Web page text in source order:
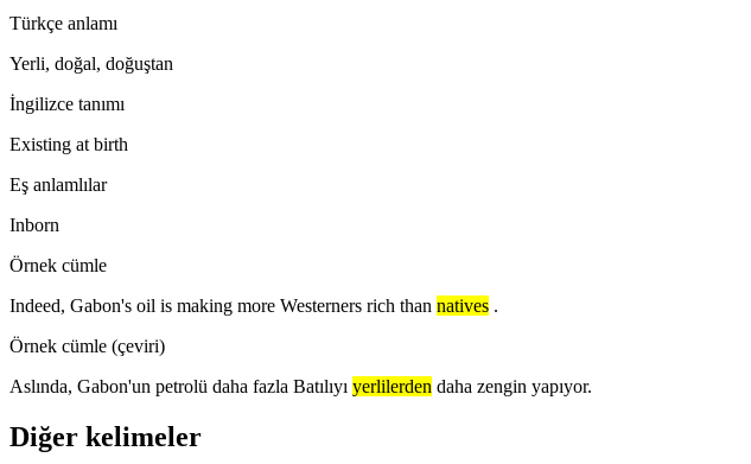
Türkçe anlamı
Yerli, doğal, doğuştan
İngilizce tanımı
Existing at birth
Eş anlamlılar
Inborn
Örnek cümle
Indeed, Gabon's oil is making more Westerners rich than natives .
Örnek cümle (çeviri)
Aslında, Gabon'un petrolü daha fazla Batılıyı yerlilerden daha zengin yapıyor.
Diğer kelimeler